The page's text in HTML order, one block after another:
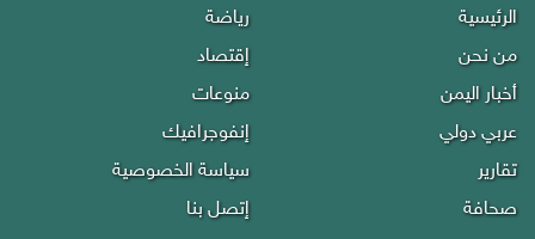
الرئيسية
من نحن
أخبار اليمن
عربي دولي
تقارير
صحافة
رياضة
إقتصاد
منوعات
إنفوجرافيك
سياسة الخصوصية
إتصل بنا